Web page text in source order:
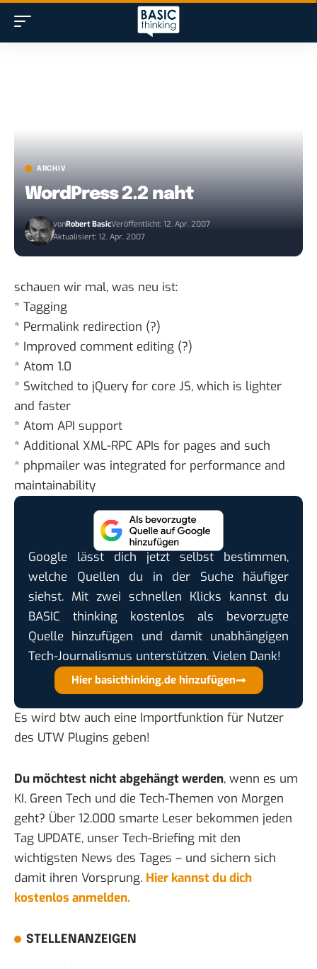
ARCHIV
WordPress 2.2 naht
vonRobert BasicVeröffentlicht: 12. Apr. 2007
Aktualisiert: 12. Apr. 2007
schauen wir mal, was neu ist:
* Tagging
* Permalink redirection (?)
* Improved comment editing (?)
* Atom 1.0
* Switched to jQuery for core JS, which is lighter
and faster
* Atom API support
* Additional XML-RPC APIs for pages and such
* phpmailer was integrated for performance and
maintainability
Google lässt dich jetzt selbst bestimmen,
welche Quellen du in der Suche häufiger
siehst. Mit zwei schnellen Klicks kannst du
BASIC thinking kostenlos als bevorzugte
Quelle hinzufügen und damit unabhängigen
Tech-Journalismus unterstützen. Vielen Dank!
Hier basicthinking.de hinzufügen
Es wird btw auch eine Importfunktion für Nutzer
des UTW Plugins geben!
Du möchtest nicht abgehängt werden, wenn es um
KI, Green Tech und die Tech-Themen von Morgen
geht? Über 12.000 smarte Leser bekommen jeden
Tag UPDATE, unser Tech-Briefing mit den
wichtigsten News des Tages – und sichern sich
damit ihren Vorsprung. Hier kannst du dich
kostenlos anmelden.
STELLENANZEIGEN